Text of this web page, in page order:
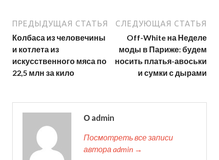
ПРЕДЫДУЩАЯ СТАТЬЯ
Колбаса из человечины
и котлета из
искусственного мяса по
22,5 млн за кило
СЛЕДУЮЩАЯ СТАТЬЯ
Off-White на Неделе
моды в Париже: будем
носить платья-авоськи
и сумки с дырами
О admin
Посмотреть все записи
автора admin →